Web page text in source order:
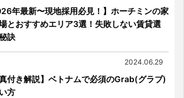
年最新〜現地採用必見！】ホーチミンの家
とおすすめエリア3選！失敗しない賃貸選
訣
2024.06.29
真付き解説】ベトナムで必須のGrab(グラブ)
方